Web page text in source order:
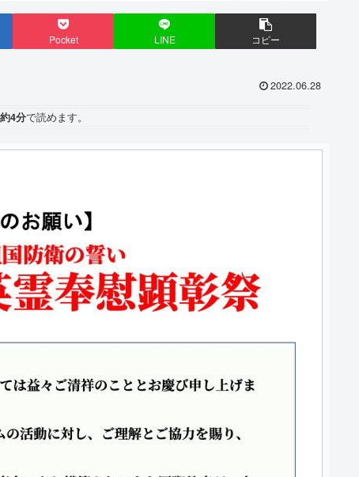
Pocket LINE コピー
2022.06.28
約4分で読めます。